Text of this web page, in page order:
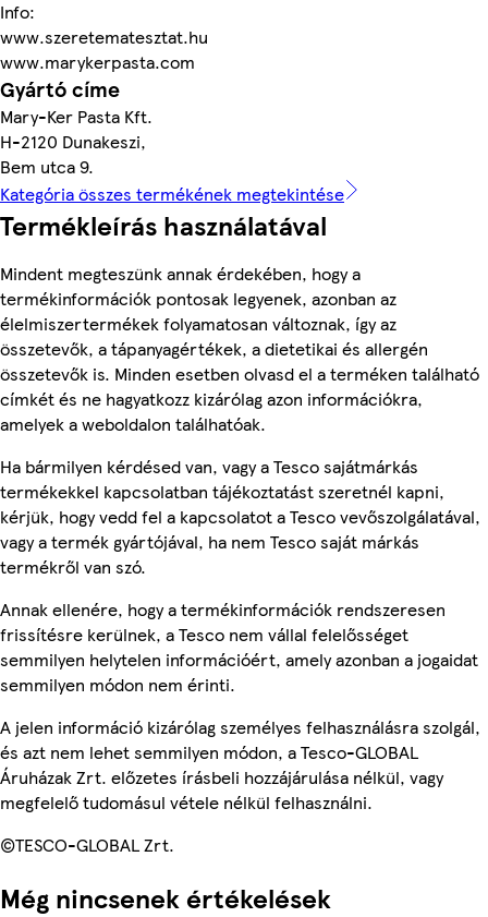
Info:
www.szeretematesztat.hu
www.marykerpasta.com
Gyártó címe
Mary-Ker Pasta Kft.
H-2120 Dunakeszi,
Bem utca 9.
Kategória összes termékének megtekintése
Termékleírás használatával
Mindent megteszünk annak érdekében, hogy a
termékinformációk pontosak legyenek, azonban az
élelmiszertermékek folyamatosan változnak, így az
összetevők, a tápanyagértékek, a dietetikai és allergén
összetevők is. Minden esetben olvasd el a terméken található
címkét és ne hagyatkozz kizárólag azon információkra,
amelyek a weboldalon találhatóak.
Ha bármilyen kérdésed van, vagy a Tesco sajátmárkás
termékekkel kapcsolatban tájékoztatást szeretnél kapni,
kérjük, hogy vedd fel a kapcsolatot a Tesco vevőszolgálatával,
vagy a termék gyártójával, ha nem Tesco saját márkás
termékről van szó.
Annak ellenére, hogy a termékinformációk rendszeresen
frissítésre kerülnek, a Tesco nem vállal felelősséget
semmilyen helytelen információért, amely azonban a jogaidat
semmilyen módon nem érinti.
A jelen információ kizárólag személyes felhasználásra szolgál,
és azt nem lehet semmilyen módon, a Tesco-GLOBAL
Áruházak Zrt. előzetes írásbeli hozzájárulása nélkül, vagy
megfelelő tudomásul vétele nélkül felhasználni.
©TESCO-GLOBAL Zrt.
Még nincsenek értékelések